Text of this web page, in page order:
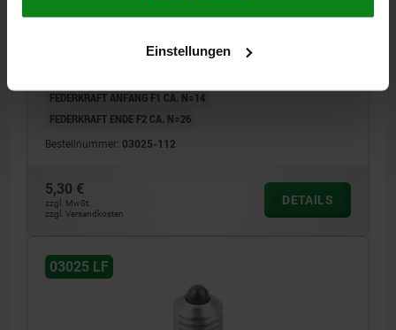
Einstellungen
EDELSTAHL
LÄNGE=22
FEDERKRAFT ANFANG F1 CA. N=14
FEDERKRAFT ENDE F2 CA. N=26
Bestellnummer: 03025-112
5,30 €
zzgl. MwSt.
zzgl. Versandkosten
DETAILS
03025 LF